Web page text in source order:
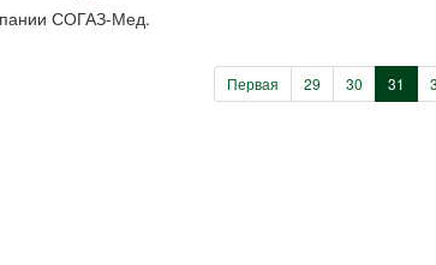
СОГАЗ-Мед.
Первая 29 30 31